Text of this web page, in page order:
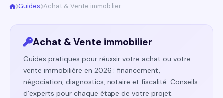
Guides Achat & Vente immobilier
Achat & Vente immobilier
Guides pratiques pour réussir votre achat ou votre
vente immobilière en 2026 : financement,
négociation, diagnostics, notaire et fiscalité. Conseils
d’experts pour chaque étape de votre projet.